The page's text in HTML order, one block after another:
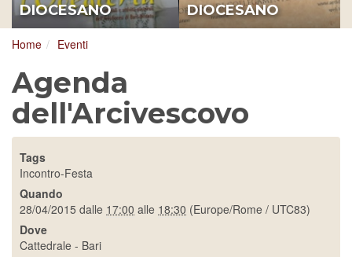
DIOCESANO
DIOCESANO
Home Eventi
Agenda
dell'Arcivescovo
Tags
Incontro-Festa
Quando
28/04/2015 dalle 17:00 alle 18:30 (Europe/Rome / UTC83)
Dove
Cattedrale - Bari